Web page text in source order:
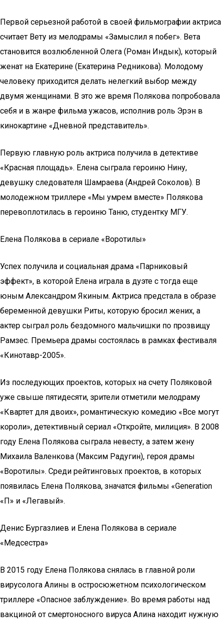
Первой серьезной работой в своей фильмографии актриса
считает Вету из мелодрамы «Замыслил я побег». Вета
становится возлюбленной Олега (Роман Индык), который
женат на Екатерине (Екатерина Редникова). Молодому
человеку приходится делать нелегкий выбор между
двумя женщинами. В это же время Полякова попробовала
себя и в жанре фильма ужасов, исполнив роль Эрэн в
кинокартине «Дневной представитель».
Первую главную роль актриса получила в детективе
«Красная площадь». Елена сыграла героиню Нину,
девушку следователя Шамраева (Андрей Соколов). В
молодежном триллере «Мы умрем вместе» Полякова
перевоплотилась в героиню Таню, студентку МГУ.
Елена Полякова в сериале «Воротилы»
Успех получила и социальная драма «Парниковый
эффект», в которой Елена играла в дуэте с тогда еще
юным Александром Якиным. Актриса предстала в образе
беременной девушки Риты, которую бросил жених, а
актер сыграл роль бездомного мальчишки по прозвищу
Рамзес. Премьера драмы состоялась в рамках фестиваля
«Кинотавр-2005».
Из последующих проектов, которых на счету Поляковой
уже свыше пятидесяти, зрители отметили мелодраму
«Квартет для двоих», романтическую комедию «Все могут
короли», детективный сериал «Откройте, милиция». В 2008
году Елена Полякова сыграла невесту, а затем жену
Михаила Валенкова (Максим Радугин), героя драмы
«Воротилы». Среди рейтинговых проектов, в которых
появилась Елена Полякова, значатся фильмы «Generation
«П» и «Легавый».
Денис Бургазлиев и Елена Полякова в сериале
«Медсестра»
В 2015 году Елена Полякова снялась в главной роли
вирусолога Алины в остросюжетном психологическом
триллере «Опасное заблуждение». Во время работы над
вакциной от смертоносного вируса Алина находит нужную